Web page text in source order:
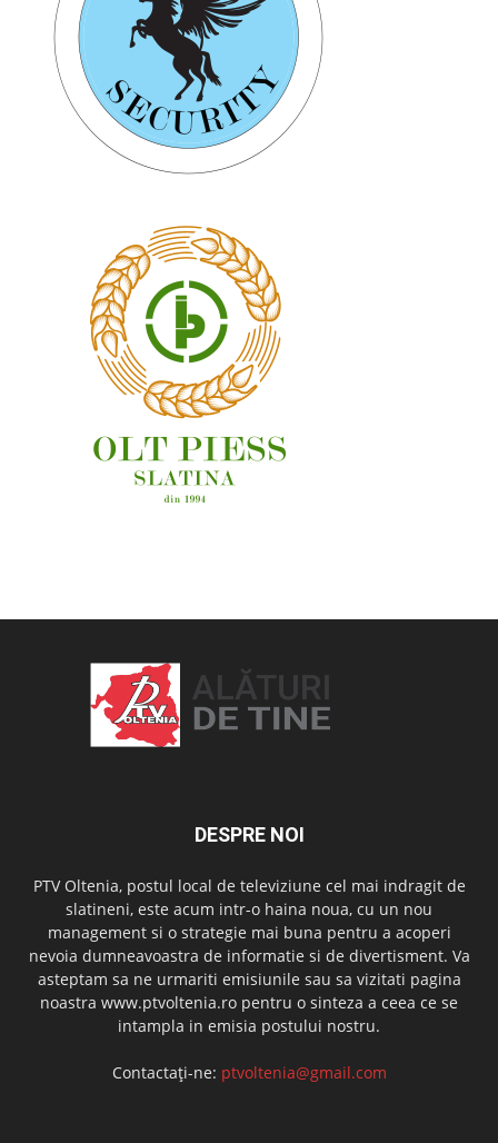
DESPRE NOI
PTV Oltenia, postul local de televiziune cel mai indragit de
slatineni, este acum intr-o haina noua, cu un nou
management si o strategie mai buna pentru a acoperi
nevoia dumneavoastra de informatie si de divertisment. Va
asteptam sa ne urmariti emisiunile sau sa vizitati pagina
noastra www.ptvoltenia.ro pentru o sinteza a ceea ce se
intampla in emisia postului nostru.
Contactați-ne: ptvoltenia@gmail.com